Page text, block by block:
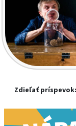
Zdieľať príspevok: